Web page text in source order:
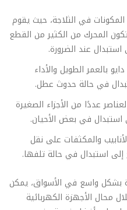
في الثلاجة، حيث يقوم
المحرك من الكثير من القطع
عند الضرورة.
بالعمر الطويل والأداء
في حالة حدوث عطل.
عددًا من الأجزاء الصغيرة
استبدال في بعض الأحيان.
والمكثفات على نقل
إلى استبدال في حالة تلفها.
بشكل واسع في الأسواق، يمكن
محال الأجهزة الكهربائية